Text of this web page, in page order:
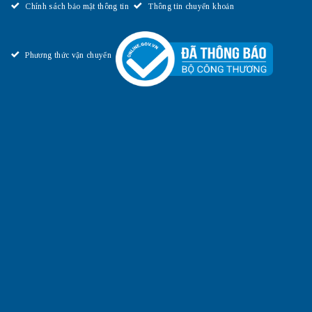
Chính sách bảo mật thông tin Thông tin chuyển khoản
Phương thức vận chuyển